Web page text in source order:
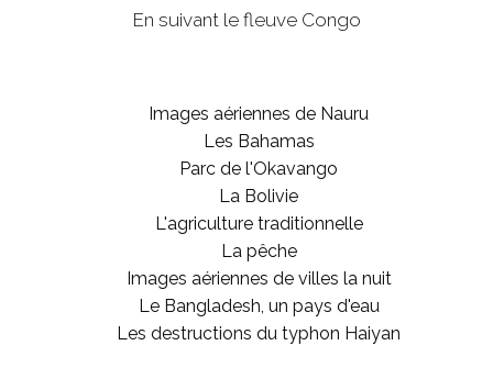
En suivant le fleuve Congo
Images aériennes de Nauru
Les Bahamas
Parc de l'Okavango
La Bolivie
L'agriculture traditionnelle
La pêche
Images aériennes de villes la nuit
Le Bangladesh, un pays d'eau
Les destructions du typhon Haiyan